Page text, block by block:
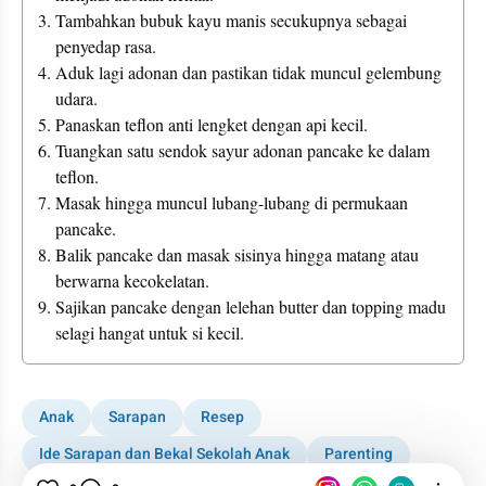
Tambahkan bubuk kayu manis secukupnya sebagai
penyedap rasa.
Aduk lagi adonan dan pastikan tidak muncul gelembung
udara.
Panaskan teflon anti lengket dengan api kecil.
Tuangkan satu sendok sayur adonan pancake ke dalam
teflon.
Masak hingga muncul lubang-lubang di permukaan
pancake.
Balik pancake dan masak sisinya hingga matang atau
berwarna kecokelatan.
Sajikan pancake dengan lelehan butter dan topping madu
selagi hangat untuk si kecil.
Anak Sarapan
Resep
Ide Sarapan dan Bekal Sekolah Anak
Parenting